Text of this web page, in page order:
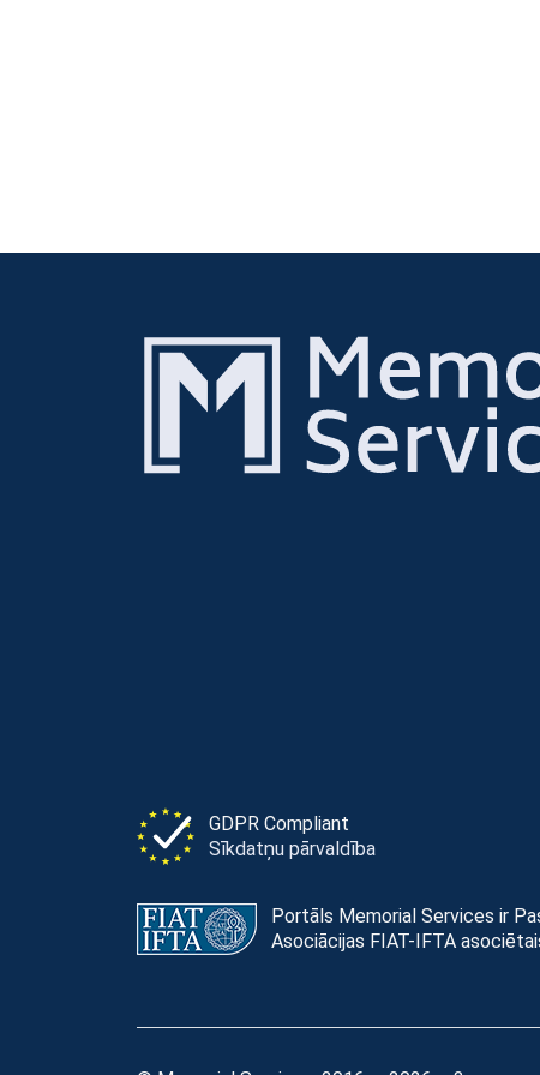
GDPR Compliant
Sīkdatņu pārvaldība
Portāls Memorial Services ir
Asociācijas FIAT-IFTA